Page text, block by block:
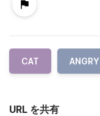
CAT ANGRY
URL を共有